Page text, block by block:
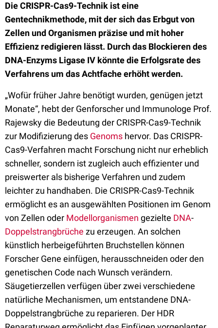
Die CRISPR-Cas9-Technik ist eine
Gentechnikmethode, mit der sich das Erbgut von
Zellen und Organismen präzise und mit hoher
Effizienz redigieren lässt. Durch das Blockieren des
DNA-Enzyms Ligase IV könnte die Erfolgsrate des
Verfahrens um das Achtfache erhöht werden.
„Wofür früher Jahre benötigt wurden, genügen jetzt
Monate“, hebt der Genforscher und Immunologe Prof.
Rajewsky die Bedeutung der CRISPR-Cas9-Technik
zur Modifizierung des Genoms hervor. Das CRISPR-
Cas9-Verfahren macht Forschung nicht nur erheblich
schneller, sondern ist zugleich auch effizienter und
preiswerter als bisherige Verfahren und zudem
leichter zu handhaben. Die CRISPR-Cas9-Technik
ermöglicht es an ausgewählten Positionen im Genom
von Zellen oder Modellorganismen gezielte DNA-
Doppelstrangbrüche zu erzeugen. An solchen
künstlich herbeigeführten Bruchstellen können
Forscher Gene einfügen, herausschneiden oder den
genetischen Code nach Wunsch verändern.
Säugetierzellen verfügen über zwei verschiedene
natürliche Mechanismen, um entstandene DNA-
Doppelstrangbrüche zu reparieren. Der HDR